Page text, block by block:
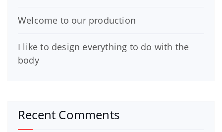
Welcome to our production
I like to design everything to do with the
body
Recent Comments